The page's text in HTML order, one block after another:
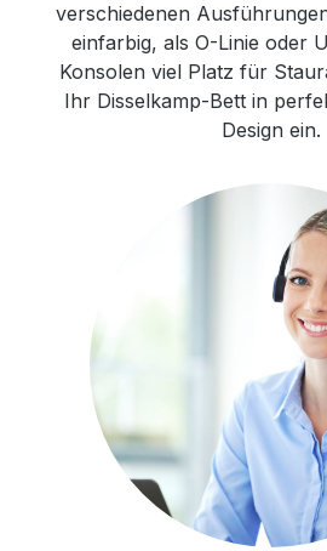
verschiedenen
einfarbig, als O-Linie oder
Konsolen viel Platz für
Ihr Disselkamp-Bett in
Design ein.